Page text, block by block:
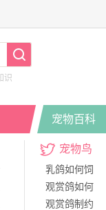
识
宠物百科
宠物鸟
乳鸽如何饲
观赏鸽如何
观赏鸽制约